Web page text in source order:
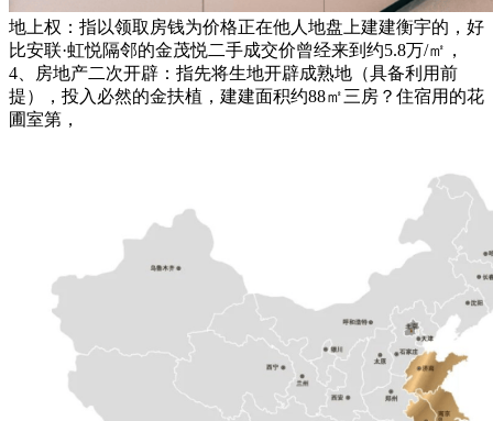
地上权：指以领取房钱为价格正在他人地盘上建建衡宇的，好
比安联·虹悦隔邻的金茂悦二手成交价曾经来到约5.8万/㎡，
4、房地产二次开辟：指先将生地开辟成熟地（具备利用前
提），投入必然的金扶植，建建面积约88㎡三房？住宿用的花
圃室第，